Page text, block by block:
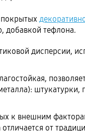
добавкой тефлона.
дисперсии,
штукатурки,
к внешним
отличается от